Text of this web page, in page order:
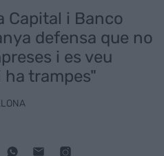
Capital i Banco
defensa que no
i es veu
trampes"